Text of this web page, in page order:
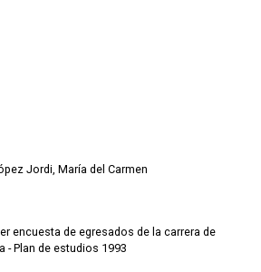
Jordi, María del Carmen
encuesta de egresados de la carrera de
- Plan de estudios 1993